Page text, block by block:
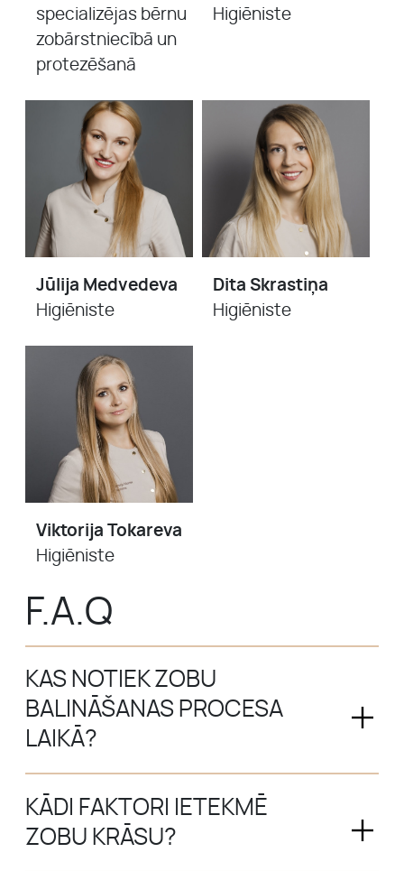
specializējas bērnu
zobārstniecībā un
protezēšanā
Higiēniste
Jūlija Medvedeva
Higiēniste
Dita Skrastiņa
Higiēniste
Viktorija Tokareva
Higiēniste
F.A.Q
KAS NOTIEK ZOBU
BALINĀŠANAS PROCESA
LAIKĀ?
KĀDI FAKTORI IETEKMĒ
ZOBU KRĀSU?